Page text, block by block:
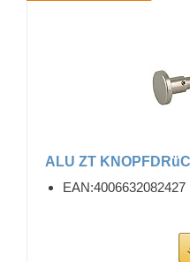
ALU ZT
EAN:4006632082427